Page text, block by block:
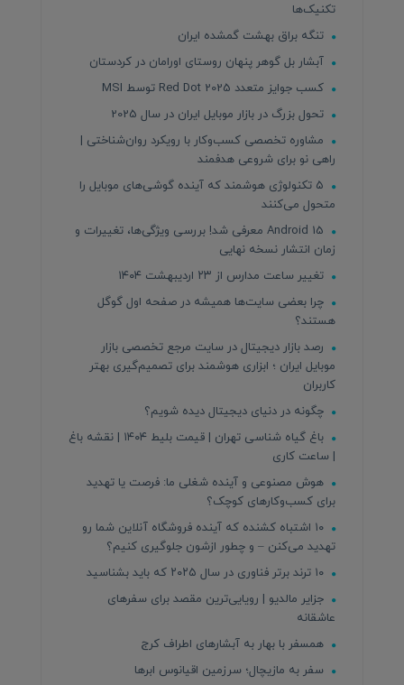
تکنیک‌ها
تنگه براق بهشت گمشده ایران
آبشار بل گوهر پنهان روستای اورامان در کردستان
کسب جوایز متعدد Red Dot 2025 توسط MSI
تحول بزرگ در بازار موبایل ایران در سال 2025
مشاوره تخصصی کسب‌وکار با رویکرد روان‌شناختی |
راهی نو برای شروعی هدفمند
۵ تکنولوژی هوشمند که آینده گوشی‌های موبایل را
متحول می‌کنند
Android 15 معرفی شد! بررسی ویژگی‌ها، تغییرات و
زمان انتشار نسخه نهایی
تغییر ساعت مدارس از ۲۳ اردیبهشت ۱۴۰۴
چرا بعضی سایت‌ها همیشه در صفحه اول گوگل
هستند؟
رصد بازار دیجیتال در سایت مرجع تخصصی بازار
موبایل ایران ؛ ابزاری هوشمند برای تصمیم‌گیری بهتر
کاربران
چگونه در دنیای دیجیتال دیده شویم؟
باغ گیاه شناسی تهران | قیمت بلیط ۱۴۰۴ | نقشه باغ
| ساعت کاری
هوش مصنوعی و آینده شغلی ما: فرصت یا تهدید
برای کسب‌وکارهای کوچک؟
۱۰ اشتباه کشنده که آینده فروشگاه آنلاین شما رو
تهدید می‌کنن – و چطور ازشون جلوگیری کنیم؟
جزایر مالدیو | رویایی‌ترین مقصد برای سفرهای
عاشقانه
همسفر با بهار به آبشارهای اطراف کرج
سفر به مازیچال؛ سرزمین اقیانوس ابرها